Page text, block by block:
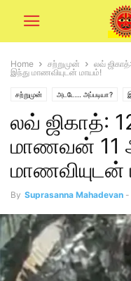
Home சற்றுமுன்
லவ்
இந்து மாணவியுடன் மாயம்!
சற்றுமுன் அடடே... அப்படியா?
லவ் ஜிகாத்:
மாணவன் 11
மாணவியுடன்
By Suprasanna Mahadevan -